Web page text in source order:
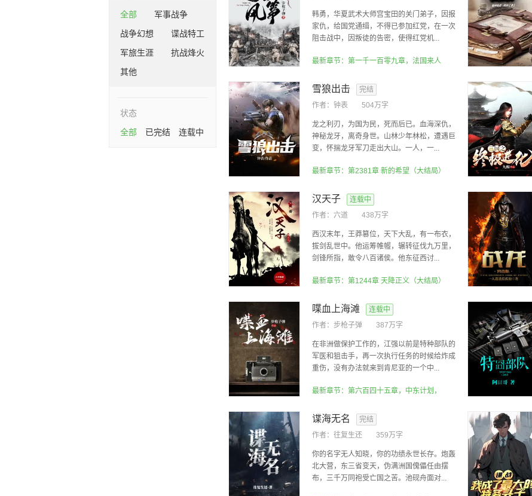
全部
军事战争
战争幻想
谍战特工
军旅生涯
抗战烽火
其他
状态
全部
已完结 连载中
韩勇，华夏武术大师宫宝田的关门弟子，因报
家仇，给国党通缉，不得已参加红党，在一次
阻击战中，因叛徒的告密，使得红党机...
最新章节：第一千一百零九章，法国来人
雪狼出击
完结
作者： 钟表 504万字
龙之利刃，为国为民，死而后已。血海深仇，
神秘龙牙，离奇身世。山林少年林松，遭遇巨
变，怀揣龙牙军刀走出大山。一人，一...
最新章节：第2381章 新的希望（大结局）
汉天子
连载中
作者： 六道 438万字
西汉末年，王莽篡位，天下大乱，有一布衣，
拔剑乱世中。他运筹帷幄，辗转征伐九万里，
剑锋所指，敢令八百诸侯。他东征西讨...
最新章节：第1244章 天降正义（大结局）
喋血上海滩
连载中
作者： 步枪子弹 387万字
在非洲做保护工作的，江强以前是特种部队的
军医和狙击手，再一次执行任务的时候给炸成
重伤，没有办法就来到肯尼亚的一个中...
最新章节：第六百四十五章，中东计划，
谍海无名
完结
作者： 往复生还 359万字
你的名字无人知晓，你的功绩永世长存。炮轰
北大营，东三省变天，伪满洲国傀儡任由摆
布，三千万同袍受亡国之苦。池砚舟面对...